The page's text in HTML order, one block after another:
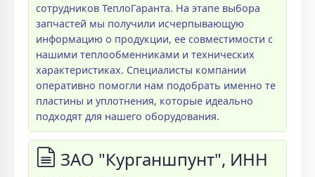
сотрудников ТеплоГаранта. На этапе выбора
запчастей мы получили исчерпывающую
информацию о продукции, ее совместимости с
нашими теплообменниками и технических
характеристиках. Специалисты компании
оперативно помогли нам подобрать именно те
пластины и уплотнения, которые идеально
подходят для нашего оборудования.
ЗАО "Курганшпунт", ИНН